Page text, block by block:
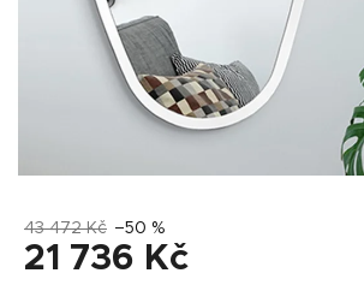
43 472 Kč –50 %
21 736 Kč